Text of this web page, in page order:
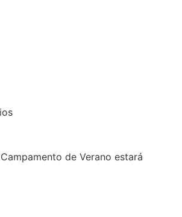
de Verano estará